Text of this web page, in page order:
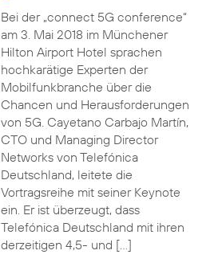
Bei der „connect 5G conference“
am 3. Mai 2018 im Münchener
Hilton Airport Hotel sprachen
hochkarätige Experten der
Mobilfunkbranche über die
Chancen und Herausforderungen
von 5G. Cayetano Carbajo Martín,
CTO und Managing Director
Networks von Telefónica
Deutschland, leitete die
Vortragsreihe mit seiner Keynote
ein. Er ist überzeugt, dass
Telefónica Deutschland mit ihren
derzeitigen 4,5- und […]